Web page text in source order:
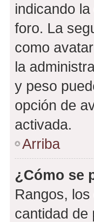
indicando
foro. La
como
la
y peso
opción de
activada.
Arriba
¿Cómo se
Rangos,
cantidad de